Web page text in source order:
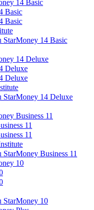
14 Basic
Basic
Basic
14 Basic
14 Deluxe
Deluxe
Deluxe
14 Deluxe
Business 11
11
11
Business 11
10
StarMoney 10